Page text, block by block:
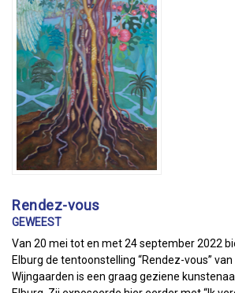
Rendez-vous
GEWEEST
Van 20 mei tot en met 24 september 2022
Elburg de tentoonstelling “Rendez-vous”
Wijngaarden is een graag geziene